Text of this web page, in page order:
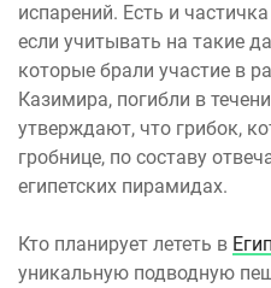
испарений. Есть и
если учитывать на такие
которые брали участие в
Казимира, погибли в
утверждают, что грибок,
гробнице, по составу
египетских пирамидах.
Кто планирует лететь в
уникальную подводную